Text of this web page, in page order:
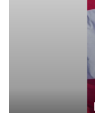
Kunasek